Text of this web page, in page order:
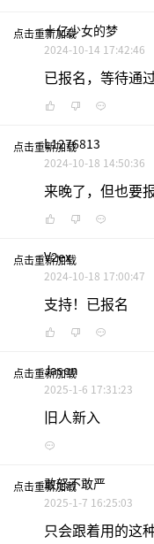
点击重新加载十亿少女的梦
2024-10-14 17:42:46
已报名，等待通
点击重新加载
L1276813
2024-10-18 14:50:36
来晚了，但也要
点击重新加载
V2ex
2024-10-18 17:00:47
支持！已报名
点击重新加载
Jasen
2025-1-6 17:31:23
旧人新入
点击重新加载敢怒不敢严
2025-1-7 16:25:03
只会跟着用的这